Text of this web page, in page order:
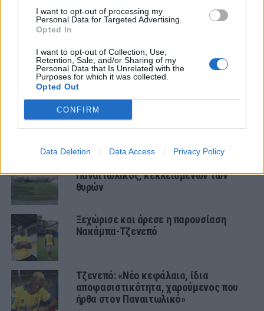
I want to opt-out of processing my
Personal Data for Targeted Advertising.
Opted In
I want to opt-out of Collection, Use,
Retention, Sale, and/or Sharing of my
Personal Data that Is Unrelated with the
Purposes for which it was collected.
Opted Out
CONFIRM
Data Deletion Data Access Privacy Policy
ΕΡΑΣΙΤΕΧΝΗΣ
ΠΑΝΑΙΤΩΛΙΚΟΣ
Στην Αθήνα το Καλαμάτα-
Παναιτωλικός, κεκλεισμένων των
θυρών
Παναιτωλικός, κεκλεισμένων των
θυρών
Ξεχώρισε και άρεσε η παρουσίαση
Νακάμπα-Τζενεπό
Τζενεπό: «Νέο κεφάλαιο, ίδια
αποφασιστικότητα, χαρούμενος που
ήρθα στον Παναιτωλικό»